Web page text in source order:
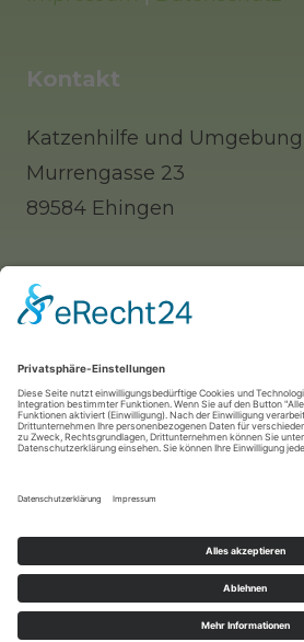
Kontakt
Katzenhilfe und Umgebung
Murrengasse 23
89584 Ehingen
Tel: 0 73 91 / 77 0 88 65
nachmittags zu erreichen)
Whatsapp: 0177 / 9140312
Mail:info@katzenhilfe-
Katzenhilfe Ehingen
erstellt durch